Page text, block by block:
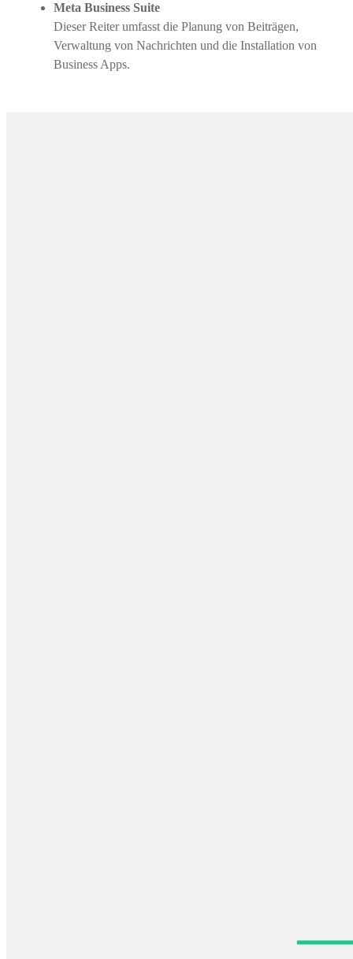
Meta Business Suite
Dieser Reiter umfasst die Planung von Beiträgen,
Verwaltung von Nachrichten und die Installation von
Business Apps.